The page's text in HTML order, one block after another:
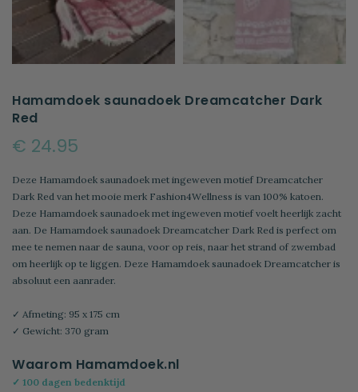
Hamamdoek saunadoek Dreamcatcher Dark
Red
€ 24.95
Deze Hamamdoek saunadoek met ingeweven motief Dreamcatcher
Dark Red van het mooie merk Fashion4Wellness is van 100% katoen.
Deze Hamamdoek saunadoek met ingeweven motief voelt heerlijk zacht
aan. De Hamamdoek saunadoek Dreamcatcher Dark Red is perfect om
mee te nemen naar de sauna, voor op reis, naar het strand of zwembad
om heerlijk op te liggen. Deze Hamamdoek saunadoek Dreamcatcher is
absoluut een aanrader.
✓ Afmeting: 95 x 175 cm
✓ Gewicht: 370 gram
Waarom Hamamdoek.nl
✓ 100 dagen bedenktijd